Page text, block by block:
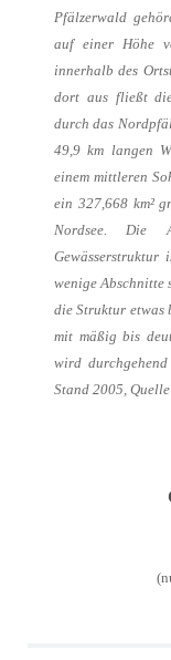
Pfälzerwald
auf einer Höhe
innerhalb des
dort aus fließt
durch das
49,9 km langen
einem mittleren
ein 327,668 km²
Nordsee. Die
Gewässerstruktur
wenige
die Struktur etwas
mit mäßig bis
wird
Stand 2005,